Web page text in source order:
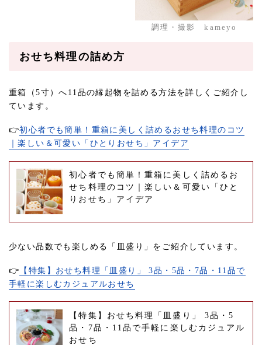
調理・撮影 kameyo
おせち料理の詰め方
重箱（5寸）へ11品の縁起物を詰める方法を詳しくご紹介し
ています。
👉初心者でも簡単！重箱に美しく詰めるおせち料理のコツ
｜楽しい＆可愛い「ひとりおせち」アイデア
初心者でも簡単！重箱に美しく詰めるお
せち料理のコツ｜楽しい＆可愛い「ひと
りおせち」アイデア
少ない品数でも楽しめる「皿盛り」をご紹介しています。
👉 【特集】おせち料理「皿盛り」 3品・5品・7品・11品で
手軽に楽しむカジュアルおせち
【特集】おせち料理「皿盛り」 3品・5
品・7品・11品で手軽に楽しむカジュアル
おせち